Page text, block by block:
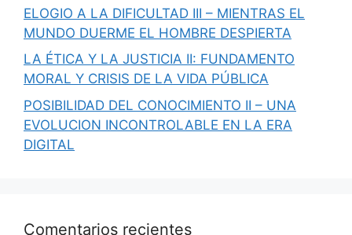
ELOGIO A LA DIFICULTAD III – MIENTRAS EL
MUNDO DUERME EL HOMBRE DESPIERTA
LA ÉTICA Y LA JUSTICIA II: FUNDAMENTO
MORAL Y CRISIS DE LA VIDA PÚBLICA
POSIBILIDAD DEL CONOCIMIENTO II – UNA
EVOLUCION INCONTROLABLE EN LA ERA
DIGITAL
Comentarios recientes